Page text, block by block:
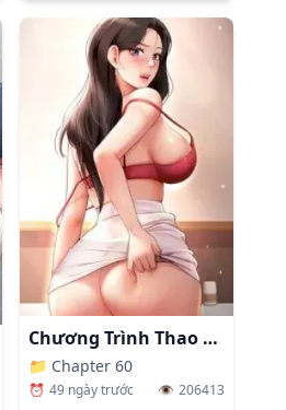
Chương Trình Thao Túng Nhận Thức
📁 Chapter 60
⏰ 49 ngày trước 👁️ 206413